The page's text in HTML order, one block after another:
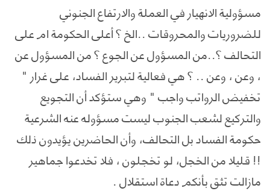
مسؤولية الانهيار في العملة والارتفاع الجنوني
للضروريات والمحروقات ..الخ ؟ أعلى الحكومة ام على
التحالف ؟..من المسؤول عن الجوع ؟ من المسؤول عن
، وعن ، وعن .. ؟ هي فعالية لتبرير الفساد، على غرار "
تخفيض الرواتب واجب " وهي ستؤكد أن التجويع
والتركيع لشعب الجنوب ليست مسؤوله عنه الشرعية
حكومة الفساد بل التحالف، وأن الحاضرين يؤيدون ذلك
!! قليلا من الخجل، لو تخجلون ، فلا تخدعوا جماهير
مازالت تثق بأنكم دعاة استقلال .